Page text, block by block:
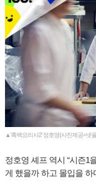
▲'흑백요리사2' 정호영(사진제공=넷
정호영 셰프 역시 “시즌1
게 했을까 하고 몰입을